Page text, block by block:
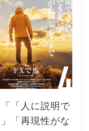
「人に説明で
「再現性がな